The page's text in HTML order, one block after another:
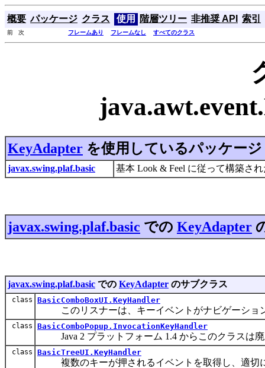
概要 パッケージ クラス 使用 階層ツリー 非推奨 API 索引
前 次 フレームあり フレームなし すべてのクラス
KeyAdapter を使用しているパッケージ
javax.swing.plaf.basic 基本 Look & Feel に従って構築さ
javax.swing.plaf.basic での KeyAdapter
javax.swing.plaf.basic での KeyAdapter のサブクラス
class BasicComboBoxUI.KeyHandler
このリスナーは、キーイベントがナビゲーショ
class BasicComboPopup.InvocationKeyHandler
Java 2 プラットフォーム 1.4 からこのクラスは廃
class BasicTreeUI.KeyHandler
複数のキーが押されるイベントを取得し、適切